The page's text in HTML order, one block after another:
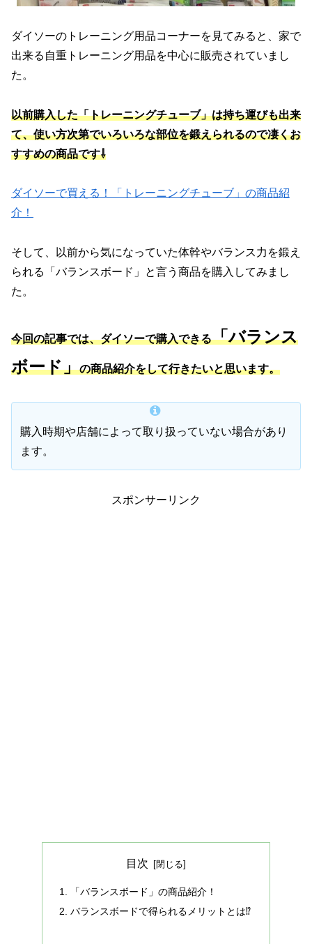
ダイソーのトレーニング用品コーナーを見てみると、家で
出来る自重トレーニング用品を中心に販売されていまし
た。
以前購入した「トレーニングチューブ」は持ち運びも出来
て、使い方次第でいろいろな部位を鍛えられるので凄くお
すすめの商品です⇩
ダイソーで買える！「トレーニングチューブ」の商品紹
介！
そして、以前から気になっていた体幹やバランス力を鍛え
られる「バランスボード」と言う商品を購入してみまし
た。
今回の記事では、ダイソーで購入できる「バランス
ボード」の商品紹介をして行きたいと思います。
購入時期や店舗によって取り扱っていない場合があり
ます。
スポンサーリンク
目次
「バランスボード」の商品紹介！
バランスボードで得られるメリットとは⁉